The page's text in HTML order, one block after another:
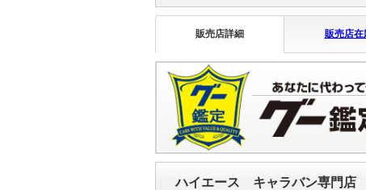
販売店詳細 販売店在
ハイエース キャラバン専門店